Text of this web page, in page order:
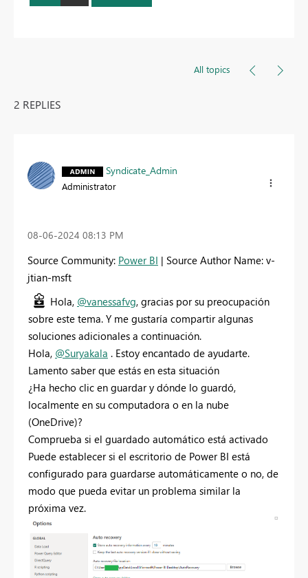
All topics
2 REPLIES
Syndicate_Admin
Administrator
‎08-06-2024 08:13 PM
Source Community: Power BI | Source Author Name: v-
jtian-msft
Hola, @vanessafvg, gracias por su preocupación
sobre este tema. Y me gustaría compartir algunas
soluciones adicionales a continuación.
Hola, @Suryakala . Estoy encantado de ayudarte.
Lamento saber que estás en esta situación
¿Ha hecho clic en guardar y dónde lo guardó,
localmente en su computadora o en la nube
(OneDrive)?
Comprueba si el guardado automático está activado
Puede establecer si el escritorio de Power BI está
configurado para guardarse automáticamente o no, de
modo que pueda evitar un problema similar la
próxima vez.